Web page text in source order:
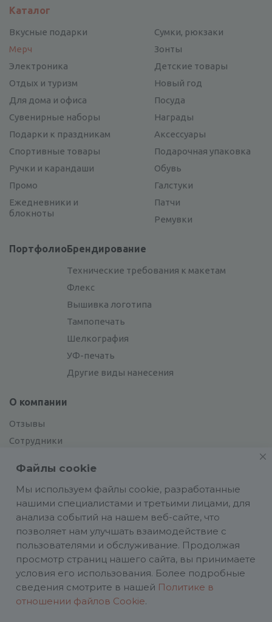
Каталог
Вкусные подарки
Мерч
Электроника
Отдых и туризм
Для дома и офиса
Сувенирные наборы
Подарки к праздникам
Спортивные товары
Ручки и карандаши
Промо
Ежедневники и
блокноты
Сумки, рюкзаки
Зонты
Детские товары
Новый год
Посуда
Награды
Аксессуары
Подарочная упаковка
Обувь
Галстуки
Патчи
Ремувки
ПортфолиоБрендирование
Технические требования к макетам
Флекс
Вышивка логотипа
Тампопечать
Шелкография
УФ-печать
Другие виды нанесения
О компании
Отзывы
Сотрудники
Вакансии
Политика конфиденциальности
ИП Аасаметс А. И. ИНН 661219180590 ОГРН
Файлы cookie
Мы используем файлы cookie, разработанные
нашими специалистами и третьими лицами, для
анализа событий на нашем веб-сайте, что
позволяет нам улучшать взаимодействие с
пользователями и обслуживание. Продолжая
просмотр страниц нашего сайта, вы принимаете
условия его использования. Более подробные
сведения смотрите в нашей Политике в
отношении файлов Cookie.